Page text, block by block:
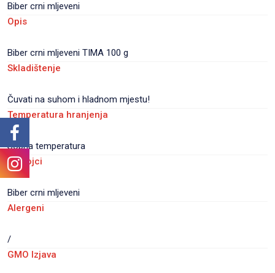
Biber crni mljeveni
Opis
Biber crni mljeveni TIMA 100 g
Skladištenje
Čuvati na suhom i hladnom mjestu!
Temperatura hranjenja
Sobna temperatura
Sastojci
Biber crni mljeveni
Alergeni
/
GMO Izjava